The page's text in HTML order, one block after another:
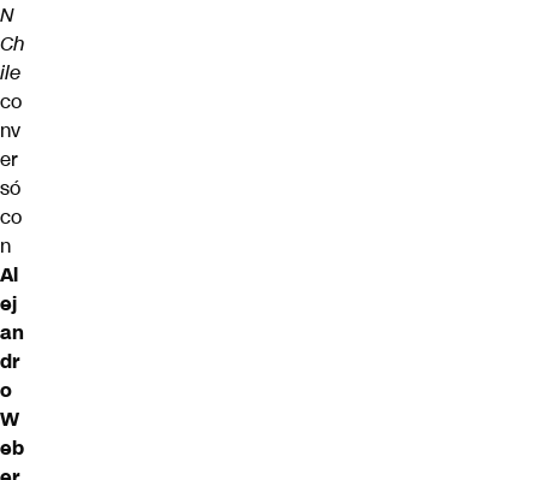
N
Ch
ile
co
nv
er
só
co
n
Al
ej
an
dr
o
W
eb